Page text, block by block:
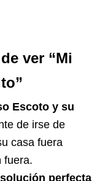
ver “Mi
Escoto y su
de irse de
casa fuera
fuera.
solución perfecta